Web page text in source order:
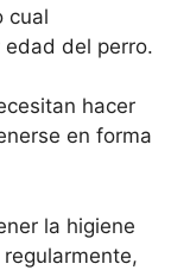
cual
del perro.
hacer
en forma
la higiene